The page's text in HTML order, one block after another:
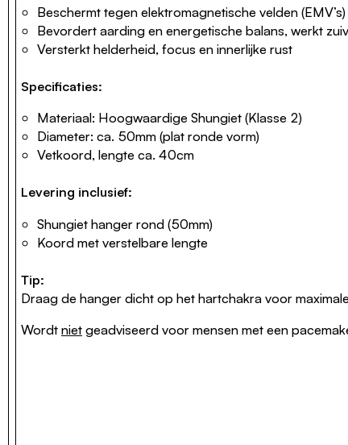
Beschermt tegen elektromagnetische velden
Bevordert aarding en energetische balans, werkt
Versterkt helderheid, focus en innerlijke rust
Specificaties:
Materiaal: Hoogwaardige Shungiet (Klasse 2)
Diameter: ca. 50mm (plat ronde vorm)
Vetkoord, lengte ca. 40cm
Levering inclusief:
Shungiet hanger rond (50mm)
Koord met verstelbare lengte
Tip:
Draag de hanger dicht op het hartchakra voor
Wordtnietgeadviseerd voor mensen met een